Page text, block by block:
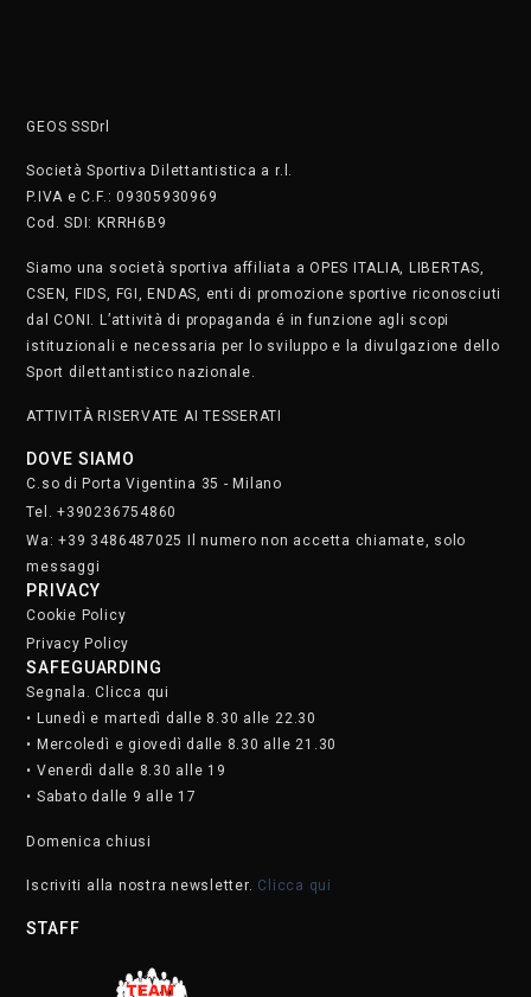
GEOS SSDrl
Società Sportiva Dilettantistica a r.l.
P.IVA e C.F.: 09305930969
Cod. SDI: KRRH6B9
Siamo una società sportiva affiliata a OPES ITALIA, LIBERTAS,
CSEN, FIDS, FGI, ENDAS, enti di promozione sportive riconosciuti
dal CONI. L’attività di propaganda é in funzione agli scopi
istituzionali e necessaria per lo sviluppo e la divulgazione dello
Sport dilettantistico nazionale.
ATTIVITÀ RISERVATE AI TESSERATI
DOVE SIAMO
C.so di Porta Vigentina 35 - Milano
Tel. +390236754860
Wa: +39 3486487025 Il numero non accetta chiamate, solo
messaggi
PRIVACY
Cookie Policy
Privacy Policy
SAFEGUARDING
Segnala. Clicca qui
• Lunedì e martedì dalle 8.30 alle 22.30
• Mercoledì e giovedì dalle 8.30 alle 21.30
• Venerdì dalle 8.30 alle 19
• Sabato dalle 9 alle 17
Domenica chiusi
Iscriviti alla nostra newsletter. Clicca qui
STAFF